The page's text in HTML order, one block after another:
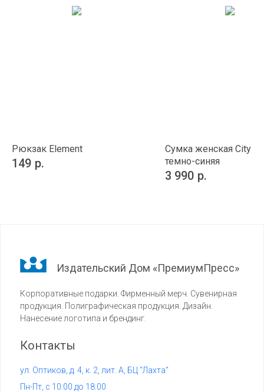
Рюкзак Element
149 р.
Сумка женская City
темно-синяя
3 990 р.
Издательский Дом «ПремиумПресс»
Корпоративные подарки. Фирменный мерч. Сувенирная
продукция. Полиграфическая продукция. Дизайн.
Нанесение логотипа и брендинг.
Контакты
ул. Оптиков, д. 4, к. 2, лит. А, БЦ "Лахта"
Пн-Пт, с 10:00 до 18:00